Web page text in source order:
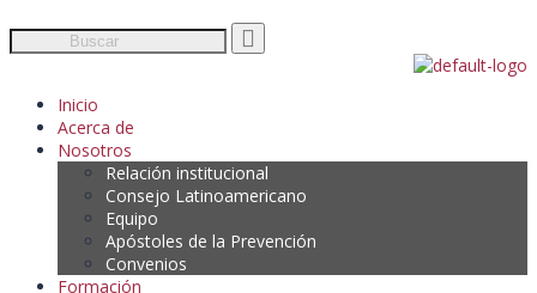
Inicio
Acerca de
Nosotros
Relación institucional
Consejo Latinoamericano
Equipo
Apóstoles de la Prevención
Convenios
Formación